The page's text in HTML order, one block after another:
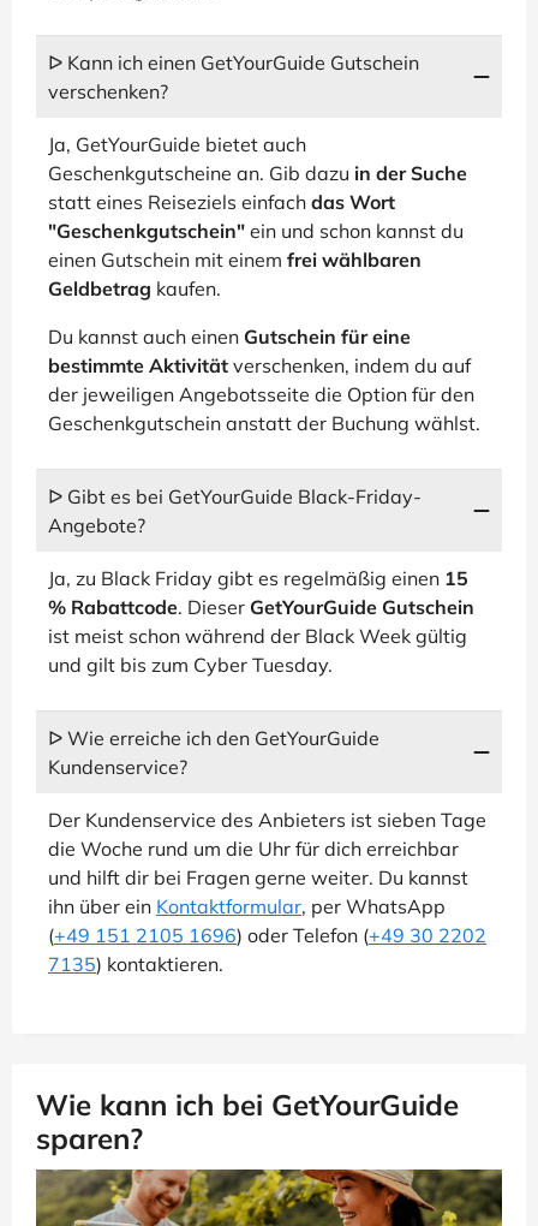
ᐅ Kann ich einen GetYourGuide Gutschein
verschenken?
Ja, GetYourGuide bietet auch
Geschenkgutscheine an. Gib dazu in der Suche
statt eines Reiseziels einfach das Wort
"Geschenkgutschein" ein und schon kannst du
einen Gutschein mit einem frei wählbaren
Geldbetrag kaufen.
Du kannst auch einen Gutschein für eine
bestimmte Aktivität verschenken, indem du auf
der jeweiligen Angebotsseite die Option für den
Geschenkgutschein anstatt der Buchung wählst.
ᐅ Gibt es bei GetYourGuide Black-Friday-
Angebote?
Ja, zu Black Friday gibt es regelmäßig einen 15
% Rabattcode. Dieser GetYourGuide Gutschein
ist meist schon während der Black Week gültig
und gilt bis zum Cyber Tuesday.
ᐅ Wie erreiche ich den GetYourGuide
Kundenservice?
Der Kundenservice des Anbieters ist sieben Tage
die Woche rund um die Uhr für dich erreichbar
und hilft dir bei Fragen gerne weiter. Du kannst
ihn über ein Kontaktformular, per WhatsApp
(+49 151 2105 1696) oder Telefon (+49 30 2202
7135) kontaktieren.
Wie kann ich bei GetYourGuide
sparen?